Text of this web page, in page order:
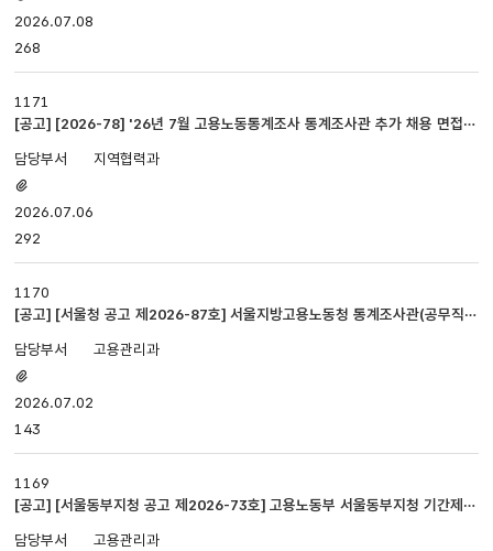
있음
2026.07.08
268
1171
[공고] [2026-78] '26년 7월 고용노동통계조사 통계조사관 추가 채용 면접시
지역협력과
있음
2026.07.06
292
1170
[공고] [서울청 공고 제2026-87호] 서울지방고용노동청 통계조사관(공무직근
고용관리과
있음
2026.07.02
143
1169
[공고] [서울동부지청 공고 제2026-73호] 고용노동부 서울동부지청 기간제근
고용관리과